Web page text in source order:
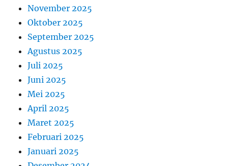
November 2025
Oktober 2025
September 2025
Agustus 2025
Juli 2025
Juni 2025
Mei 2025
April 2025
Maret 2025
Februari 2025
Januari 2025